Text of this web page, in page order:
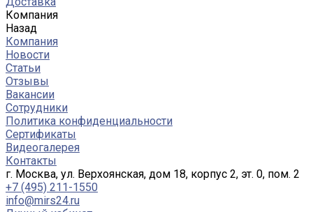
Компания
Назад
Компания
Новости
Статьи
Отзывы
Вакансии
Сотрудники
Политика конфиденциальности
Сертификаты
Видеогалерея
Контакты
г. Москва, ул. Верхоянская, дом 18, корпус 2, эт. 0, пом. 2
+7 (495) 211-1550
info@mirs24.ru